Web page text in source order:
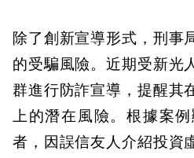
除了創新宣導形式，刑事
的受騙風險。近期受新光
群進行防詐宣導，提醒其
上的潛在風險。根據案
者，因誤信友人介紹投資